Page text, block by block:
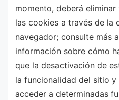
momento, deberá
las cookies a través de la
navegador; consulte más
información sobre cómo
que la desactivación de
la funcionalidad del sitio
acceder a determinadas